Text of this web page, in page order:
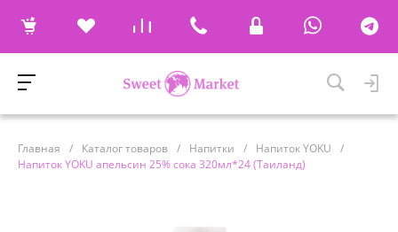
Главная / Каталог товаров / Напитки / Напиток YOKU
/
Напиток YOKU апельсин 25% сока 320мл*24 (Таиланд)